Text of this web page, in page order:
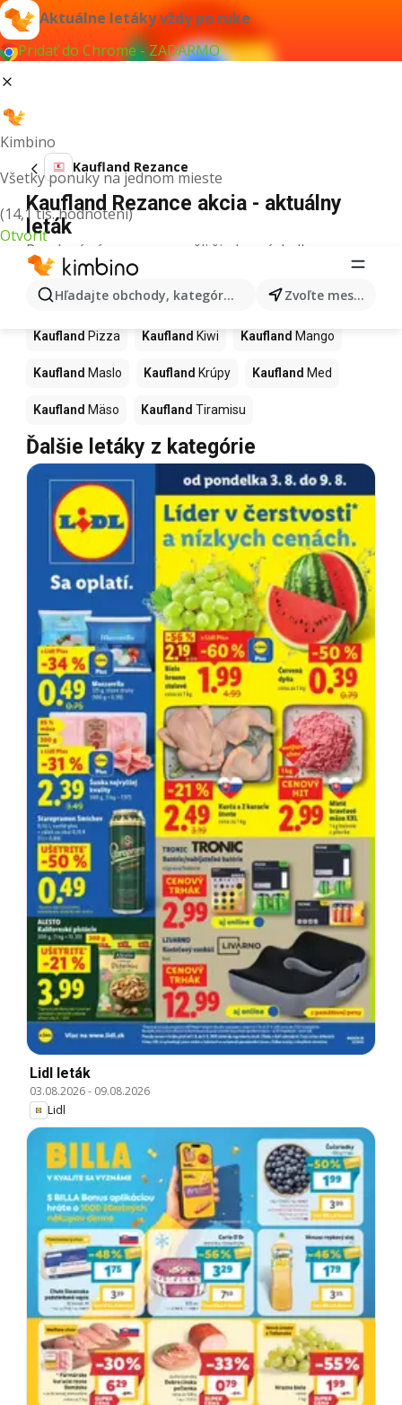
Aktuálne letáky vždy po ruke
Pridať do Chrome - ZADARMO
Kimbino
Všetky ponuky na jednom mieste
(14,1 tis. hodnotení)
Otvoriť
Hľadajte obchody, kategórie, produkty... Zvoľte mesto
Kaufland Rezance
Kaufland Rezance akcia - aktuálny
leták
Pre daný výraz sme nenašli žiadne výsledky.
Ďalšie produkty v obchodoch
Kaufland
Kaufland Pizza Kaufland Kiwi Kaufland Mango
Kaufland Maslo Kaufland Krúpy Kaufland Med
Kaufland Mäso Kaufland Tiramisu
Ďalšie letáky z kategórie
Lidl leták
03.08.2026- 09.08.2026
Lidl